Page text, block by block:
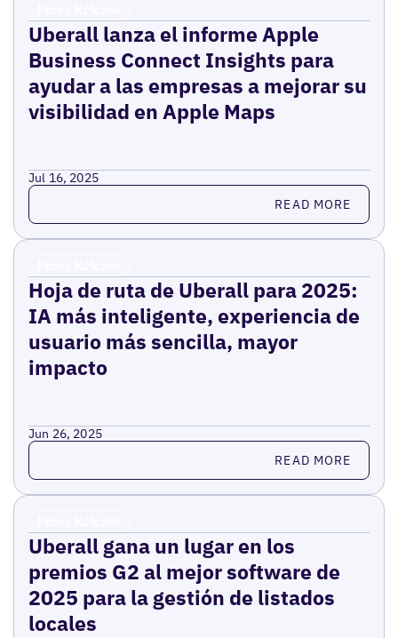
Uberall lanza el informe Apple
Business Connect Insights para
ayudar a las empresas a mejorar su
visibilidad en Apple Maps
Jul 16, 2025
Read more READ MORE
Hoja de ruta de Uberall para 2025:
IA más inteligente, experiencia de
usuario más sencilla, mayor
impacto
Jun 26, 2025
Read more READ MORE
Uberall gana un lugar en los
premios G2 al mejor software de
2025 para la gestión de listados
locales